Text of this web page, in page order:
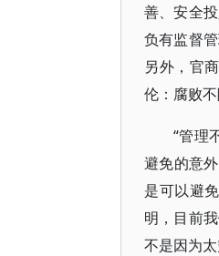
善、安全
负有监督
另外，官
伦：腐败
“管理
避免的意
是可以避
明，目前
不是因为太